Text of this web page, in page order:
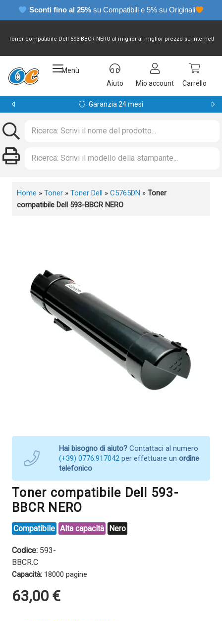
Sconti fino al 25% su Compatibili e 5% su Originali
Toner compatibile Dell 593-BBCR NERO al miglior al miglior prezzo su Internet!
Menù
Aiuto
Mio account Carrello
Garanzia 24 mesi
Home » Toner » Toner Dell » C5765DN » Toner
compatibile Dell 593-BBCR NERO
Hai bisogno di aiuto? Contattaci al numero
(+39) 0776.917042 per effettuare un ordine
telefonico
Toner compatibile Dell 593-
BBCR NERO
Compatibile Alta capacità Nero
Codice: 593-
BBCR.C
Capacità: 18000 pagine
63,00 €